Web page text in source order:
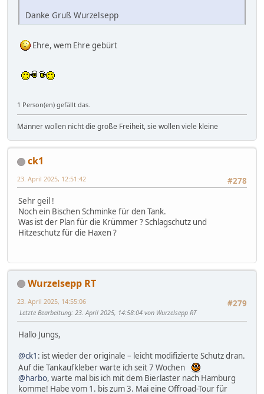
Danke Gruß Wurzelsepp
Ehre, wem Ehre gebürt
1 Person(en) gefällt das.
Männer wollen nicht die große Freiheit, sie wollen viele kleine
ck1
#278
23. April 2025, 12:51:42
Sehr geil !
Noch ein Bischen Schminke für den Tank.
Was ist der Plan für die Krümmer ? Schlagschutz und
Hitzeschutz für die Haxen ?
Wurzelsepp RT
#279
23. April 2025, 14:55:06
Letzte Bearbeitung: 23. April 2025, 14:58:04 von Wurzelsepp RT
Hallo Jungs,
@ck1 : ist wieder der originale – leicht modifizierte Schutz dran.
Auf die Tankaufkleber warte ich seit 7 Wochen
@harbo, warte mal bis ich mit dem Bierlaster nach Hamburg
komme! Habe vom 1. bis zum 3. Mai eine Offroad-Tour für